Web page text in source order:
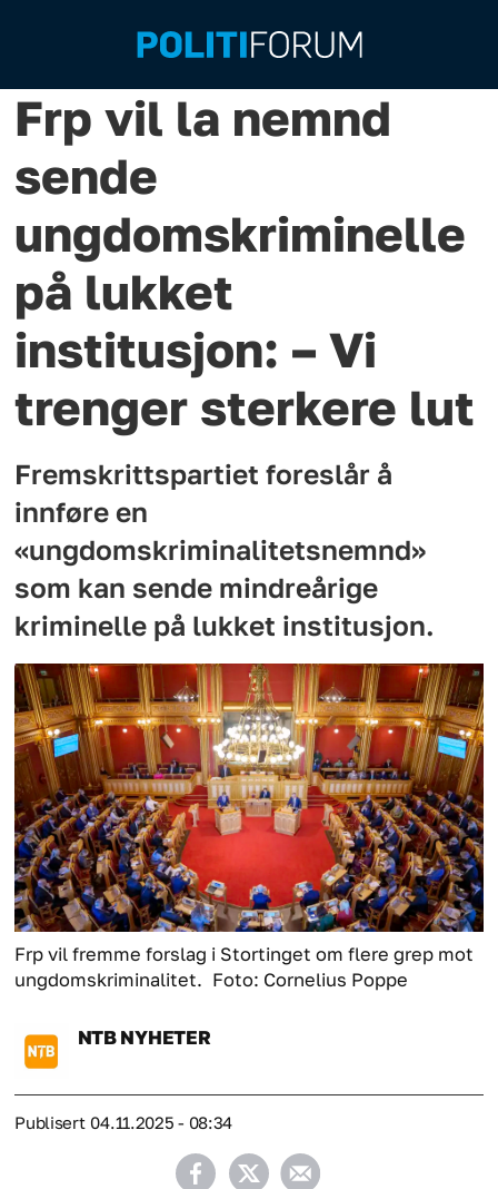
Frp vil la nemnd
sende
ungdomskriminelle
på lukket
institusjon: – Vi
trenger sterkere lut
Fremskrittspartiet foreslår å
innføre en
«ungdomskriminalitetsnemnd»
som kan sende mindreårige
kriminelle på lukket institusjon.
Frp vil fremme forslag i Stortinget om flere grep mot
ungdomskriminalitet. Foto: Cornelius Poppe
NTB NYHETER
Publisert 04.11.2025 - 08:34